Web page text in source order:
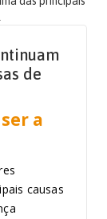
de
a
causas